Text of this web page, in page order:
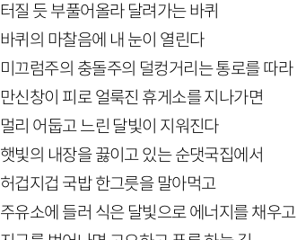
터질 듯 부풀어올라 달려가는 바퀴
바퀴의 마찰음에 내 눈이 열린다
미끄럼주의 충돌주의 덜컹거리는 통로를 따라
만신창이 피로 얼룩진 휴게소를 지나가면
멀리 어둡고 느린 달빛이 지워진다
햇빛의 내장을 끓이고 있는 순댓국집에서
허겁지겁 국밥 한그릇을 말아먹고
주유소에 들러 식은 달빛으로 에너지를 채우고